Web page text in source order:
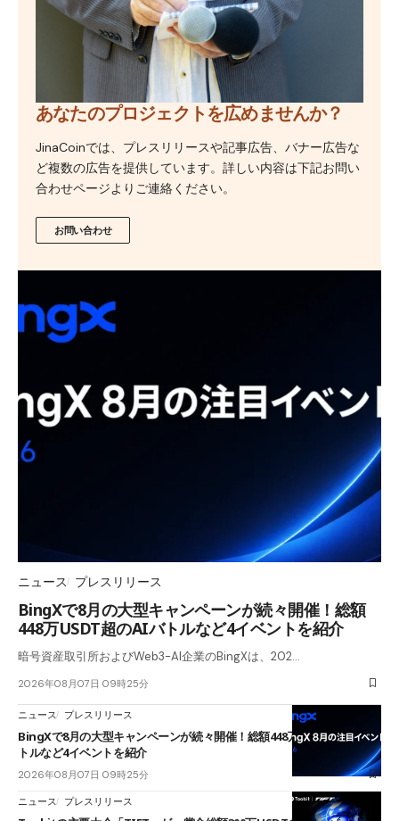
あなたのプロジェクトを広めませんか？
JinaCoinでは、プレスリリースや記事広告、バナー広告な
ど複数の広告を提供しています。詳しい内容は下記お問い
合わせページよりご連絡ください。
お問い合わせ
ニュース プレスリリース
BingXで8月の大型キャンペーンが続々開催！総額
448万USDT超のAIバトルなど4イベントを紹介
暗号資産取引所およびWeb3-AI企業のBingXは、202…
2026年08月07日 09時25分
ニュース プレスリリース
BingXで8月の大型キャンペーンが続々開催！総額448万USDT超のAIバ
トルなど4イベントを紹介
2026年08月07日 09時25分
ニュース プレスリリース